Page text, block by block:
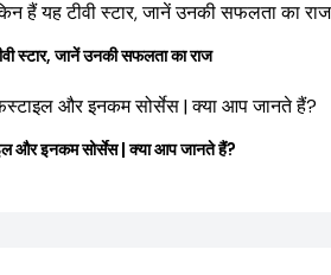
स्टार, जानें उनकी सफलता का राज
इनकम सोर्सेस | क्या आप जानते हैं?